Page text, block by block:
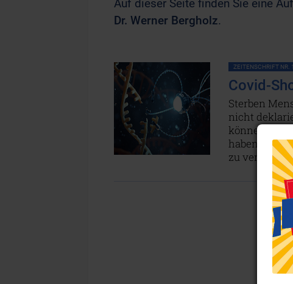
Auf dieser Seite finden Sie eine
Dr. Werner Bergholz.
ZEITENSCHRIFT NR.
Covid-
Sterben
nicht
können?
haben, den
zu